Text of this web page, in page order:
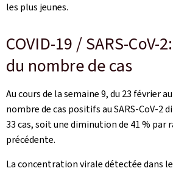
les plus jeunes.
COVID-19 / SARS-
du nombre de cas
Au cours de la semaine 9, du 23 février
nombre de cas positifs au SARS-CoV-2
33 cas, soit une diminution de 41 % par
précédente.
La concentration virale détectée dans